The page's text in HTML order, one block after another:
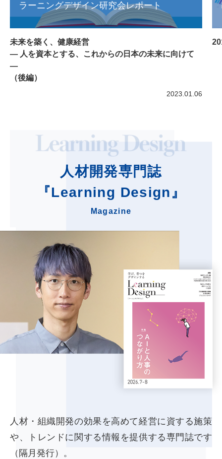
ラーニングデザイン研究会レポート
未来を築く、健康経営
― 人を資本とする、これからの日本の未来に向けて
―
（後編）
2023.01.06
人材開発専門誌
『Learning Design』
Magazine
人材・組織開発の効果を高めて経営に資する施策
や、トレンドに関する情報を提供する専門誌です
（隔月発行）。